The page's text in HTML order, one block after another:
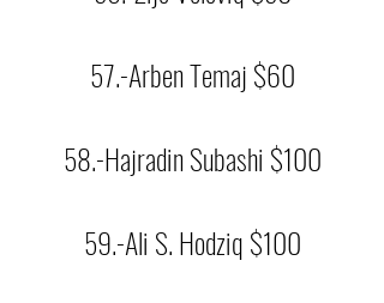
57.-Arben Temaj $60
58.-Hajradin Subashi $100
59.-Ali S. Hodziq $100